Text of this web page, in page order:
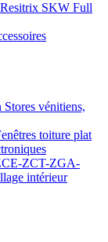
Resitrix SKW Full
Stores vénitiens,
toiture plat
ZCT-ZGA-
intérieur